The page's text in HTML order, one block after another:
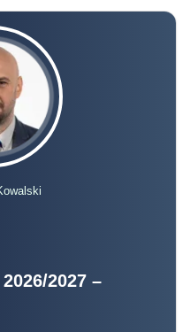
2027 –